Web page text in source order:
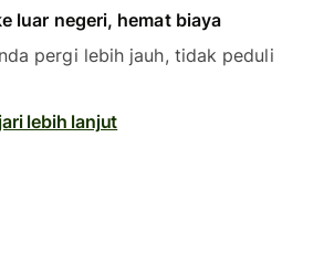
luar negeri, hemat biaya
pergi lebih jauh, tidak peduli
lebih lanjut